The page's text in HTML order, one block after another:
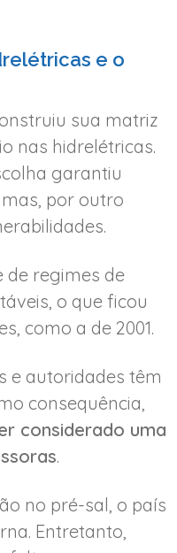
e o
sua matriz
nas hidrelétricas.
garantiu
por outro
de regimes de
o que ficou
como a de 2001.
e autoridades têm
consequência,
considerado uma
.
no pré-sal, o país
Entretanto,